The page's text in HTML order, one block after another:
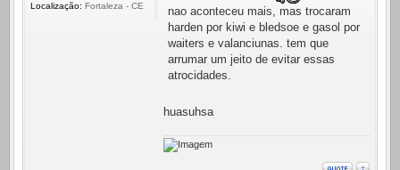
Localização: Fortaleza - CE
nao aconteceu mais, mas trocaram
harden por kiwi e bledsoe e gasol por
waiters e valanciunas. tem que
arrumar um jeito de evitar essas
atrocidades.
huasuhsa